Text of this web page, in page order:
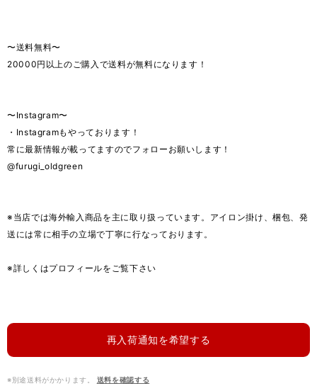
〜送料無料〜
20000円以上のご購入で送料が無料になります！
〜Instagram〜
・Instagramもやっております！
常に最新情報が載ってますのでフォローお願いします！
@furugi_oldgreen
※当店では海外輸入商品を主に取り扱っています。アイロン掛け、梱包、発
送には常に相手の立場で丁寧に行なっております。
※詳しくはプロフィールをご覧下さい
再入荷通知を希望する
※別途送料がかかります。 送料を確認する